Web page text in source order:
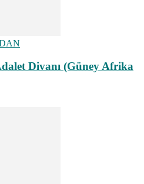
Divanı (Güney Afrika